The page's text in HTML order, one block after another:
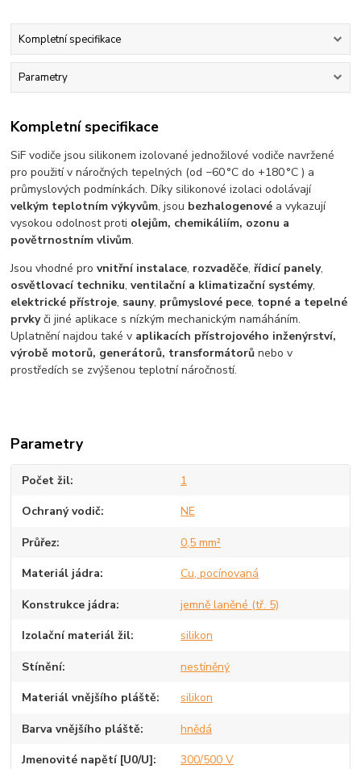
Kompletní specifikace
Parametry
Kompletní specifikace
SiF vodiče jsou silikonem izolované jednožilové vodiče navržené
pro použití v náročných tepelných (od −60 °C do +180 °C ) a
průmyslových podmínkách. Díky silikonové izolaci odolávají
velkým teplotním výkyvům, jsou bezhalogenové a vykazují
vysokou odolnost proti olejům, chemikáliím, ozonu a
povětrnostním vlivům.
Jsou vhodné provnitřní instalace, rozvaděče, řídicí panely,
osvětlovací techniku,ventilační a klimatizační systémy,
elektrické přístroje, sauny, průmyslové pece, topné a tepelné
prvkyči jiné aplikace s nízkým mechanickým namáháním.
Uplatnění najdou také v aplikacích přístrojového inženýrství,
výrobě motorů, generátorů, transformátorů nebo v
prostředích se zvýšenou teplotní náročností.
Parametry
Počet žil 1
Ochraný vodič NE
Průřez 0,5 mm²
Materiál jádra Cu, pocínovaná
Konstrukce jádra jemně laněné (tř. 5)
Izolační materiál žil silikon
Stínění nestíněný
Materiál vnějšího pláště silikon
Barva vnějšího pláště hnědá
Jmenovité napětí [U0/U] 300/500 V